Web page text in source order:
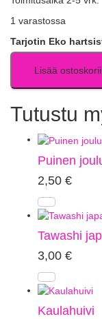
1 varastossa
Tarjotin Eko
Lisää
Tutustu
Puinen
2,50 €
Tawashi
3,00 €
Kaulahuivi